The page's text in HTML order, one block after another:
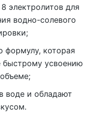
электролитов для
водно-солевого
формулу, которая
быстрому усвоению
воде и обладают